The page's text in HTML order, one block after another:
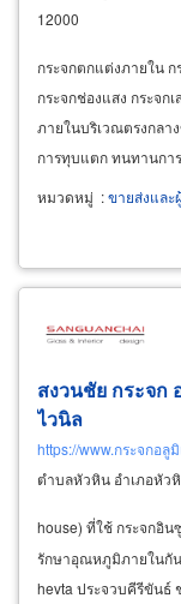
12000
กระจกตกแต่งภายใน ก
กระจกช่องแสง กระจก
ภายในบริเวณตรงกลา
การทุบแตก ทนทานกา
สามารถทนไฟได้ 1-2
กระจกทั่วไป มีทั้งชนิ
หมวดหมู่ :ขายส่งและ
สงวนชัย กระจก
ไวนิล
https://www.กระจกอลู
ตำบลหัวหิน อำเภอหัว
house) ที่ใช้ กระจกอิน
รักษาอุณหภูมิภายใน
hevta ประจวบคีรีขันธ์